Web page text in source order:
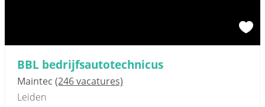
BBL bedrijfsautotechnicus
Maintec (246 vacatures)
Leiden